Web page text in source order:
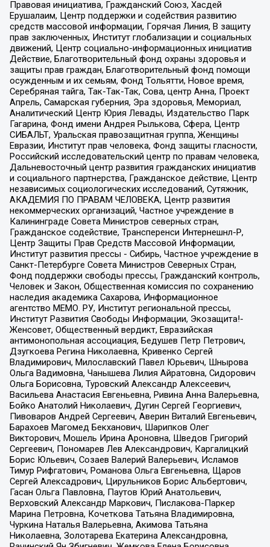
Правовая инициатива, Гражданский Союз, Хасдей
Ерушалаим, Центр поддержки и содействия развитию
средств массовой информации, Горячая Линия, В защиту
прав заключенных, Институт глобализации и социальных
движений, Центр социально-информационных инициатив
Действие, Благотворительный фонд охраны здоровья и
защиты прав граждан, Благотворительный фонд помощи
осужденным и их семьям, Фонд Тольятти, Новое время,
Серебряная тайга, Так-Так-Так, Сова, центр Анна, Проект
Апрель, Самарская губерния, Эра здоровья, Мемориал,
Аналитический Центр Юрия Левады, Издательство Парк
Гагарина, Фонд имени Андрея Рылькова, Сфера, Центр
СИБАЛЬТ, Уральская правозащитная группа, Женщины
Евразии, Институт прав человека, Фонд защиты гласности,
Российский исследовательский центр по правам человека,
Дальневосточный центр развития гражданских инициатив
и социального партнерства, Гражданское действие, Центр
независимых социологических исследований, Сутяжник,
АКАДЕМИЯ ПО ПРАВАМ ЧЕЛОВЕКА, Центр развития
некоммерческих организаций, Частное учреждение в
Калининграде Совета Министров северных стран,
Гражданское содействие, Трансперенси Интернешнл-Р,
Центр Защиты Прав Средств Массовой Информации,
Институт развития прессы - Сибирь, Частное учреждение в
Санкт-Петербурге Совета Министров Северных Стран,
Фонд поддержки свободы прессы, Гражданский контроль,
Человек и Закон, Общественная комиссия по сохранению
наследия академика Сахарова, Информационное
агентство МЕМО. РУ, Институт региональной прессы,
Институт Развития Свободы Информации, Экозащита!-
Женсовет, Общественный вердикт, Евразийская
антимонопольная ассоциация, Бедушев Петр Петрович,
Дзугкоева Регина Николаевна, Кривенко Сергей
Владимирович, Милославский Павел Юрьевич, Шнырова
Ольга Вадимовна, Чанышева Лилия Айратовна, Сидорович
Ольга Борисовна, Туровский Александр Алексеевич,
Васильева Анастасия Евгеньевна, Ривина Анна Валерьевна,
Бойко Анатолий Николаевич, Дугин Сергей Георгиевич,
Пивоваров Андрей Сергеевич, Аверин Виталий Евгеньевич,
Барахоев Магомед Бекханович, Шарипков Олег
Викторович, Мошель Ирина Ароновна, Шведов Григорий
Сергеевич, Пономарев Лев Александрович, Каргалицкий
Борис Юльевич, Созаев Валерий Валерьевич, Исламов
Тимур Рифгатович, Романова Ольга Евгеньевна, Щаров
Сергей Алексадрович, Цирульников Борис Альбертович,
Гасан Ольга Павловна, Паутов Юрий Анатольевич,
Верховский Александр Маркович, Пислакова-Паркер
Марина Петровна, Кочеткова Татьяна Владимировна,
Чуркина Наталья Валерьевна, Акимова Татьяна
Николаевна, Золотарева Екатерина Александровна,